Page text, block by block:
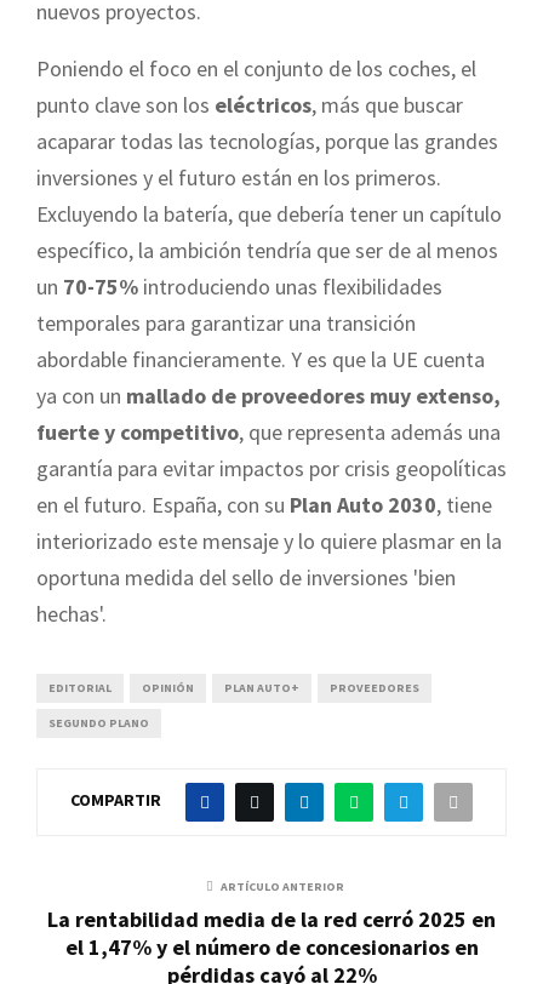
nuevos proyectos.
Poniendo el foco en el conjunto de los coches, el
punto clave son los eléctricos, más que buscar
acaparar todas las tecnologías, porque las grandes
inversiones y el futuro están en los primeros.
Excluyendo la batería, que debería tener un capítulo
específico, la ambición tendría que ser de al menos
un 70-75% introduciendo unas flexibilidades
temporales para garantizar una transición
abordable financieramente. Y es que la UE cuenta
ya con un mallado de proveedores muy extenso,
fuerte y competitivo, que representa además una
garantía para evitar impactos por crisis geopolíticas
en el futuro. España, con su Plan Auto 2030, tiene
interiorizado este mensaje y lo quiere plasmar en la
oportuna medida del sello de inversiones 'bien
hechas'.
EDITORIAL OPINIÓN PLAN AUTO+ PROVEEDORES
SEGUNDO PLANO
COMPARTIR
ARTÍCULO ANTERIOR
La rentabilidad media de la red cerró 2025 en
el 1,47% y el número de concesionarios en
pérdidas cayó al 22%